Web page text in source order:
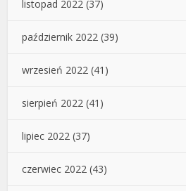
listopad 2022 (37)
październik 2022 (39)
wrzesień 2022 (41)
sierpień 2022 (41)
lipiec 2022 (37)
czerwiec 2022 (43)